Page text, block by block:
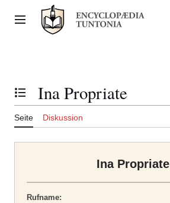
Inhalt
springenHauptmenü
Inhaltsverzeichnis umschalten
Ina Propriate
Seite Diskussion
Ina Propriate
Rufname: